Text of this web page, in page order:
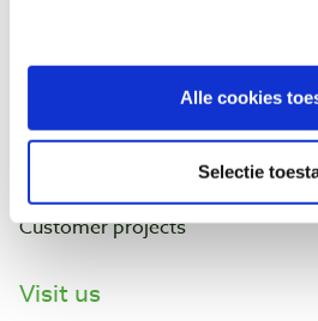
Alle cookies
Selectie
Our shop
Ontdek IJsseloord 1
NOEST
About us
Links and addresses
Customer projects
Visit us